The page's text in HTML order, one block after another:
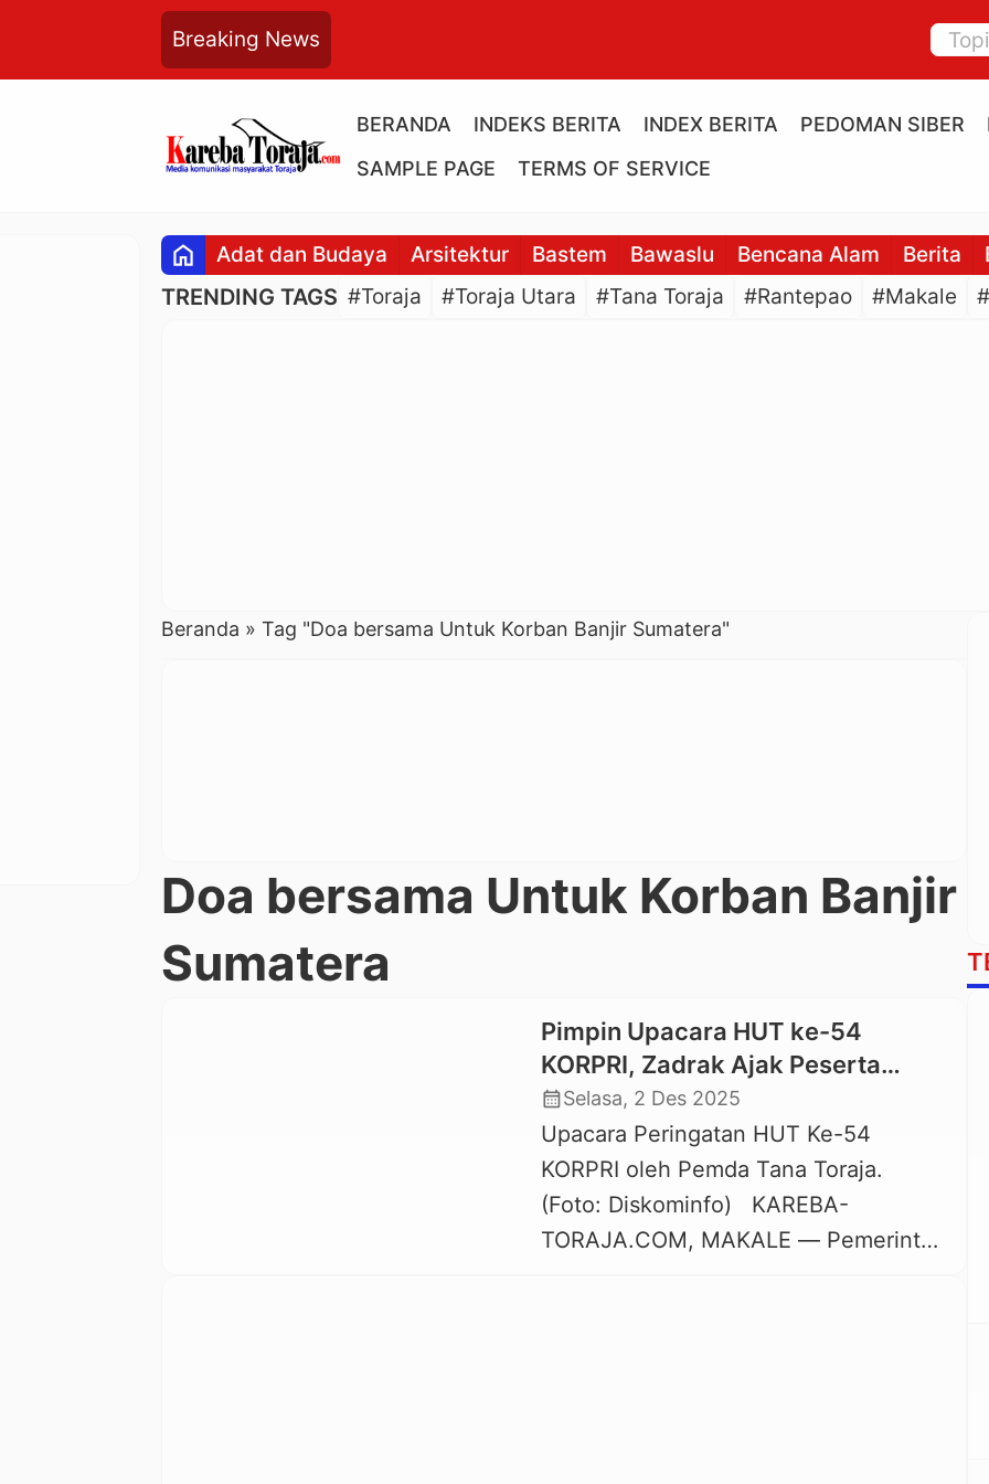
Breaking News
BERANDA INDEKS BERITA INDEX BERITA PEDOMAN SIBER
SAMPLE PAGE
TERMS OF SERVICE
home Adat dan Budaya Arsitektur Bastem Bawaslu Bencana Alam Berita
TRENDING TAGS #Toraja #Toraja Utara #Tana Toraja #Rantepao #Makale
Beranda » Tag "Doa bersama Untuk Korban Banjir Sumatera"
Doa bersama Untuk Korban Banjir
Sumatera
Pimpin Upacara HUT ke-54
KORPRI, Zadrak Ajak Peserta
Berdoa Bersama untuk Korban
Bencana Banjir Sumatera
calendar_monthSelasa, 2 Des 2025
Upacara Peringatan HUT Ke-54
KORPRI oleh Pemda Tana Toraja.
(Foto: Diskominfo) KAREBA-
TORAJA.COM, MAKALE — Pemerintah